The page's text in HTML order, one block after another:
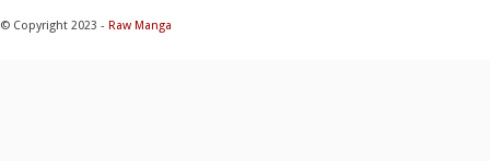
© Copyright 2023 - Raw Manga